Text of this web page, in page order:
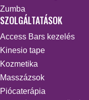
Zumba
SZOLGÁLTATÁSOK
Access Bars kezelés
Kinesio tape
Kozmetika
Masszázsok
Piócaterápia